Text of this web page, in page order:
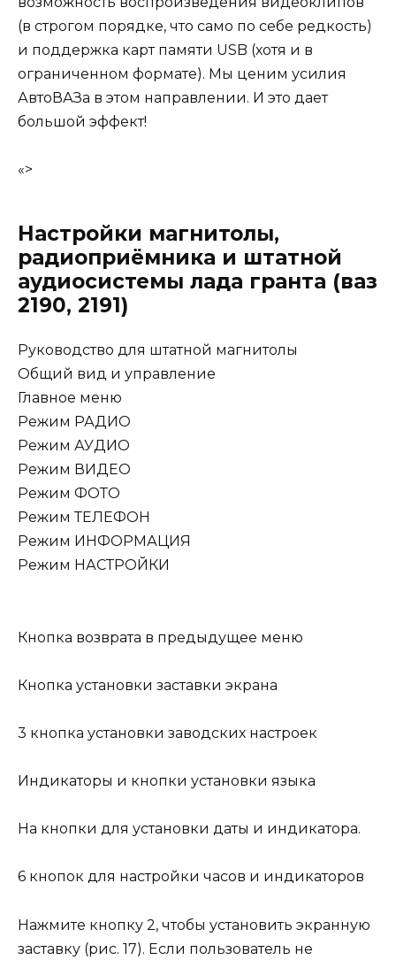
(в строгом порядке, что само по себе редкость)
и поддержка карт памяти USB (хотя и в
ограниченном формате). Мы ценим усилия
АвтоВАЗа в этом направлении. И это дает
большой эффект!
«>
Настройки магнитолы,
радиоприёмника и штатной
аудиосистемы лада гранта (ваз
2190, 2191)
Руководство для штатной магнитолы
Общий вид и управление
Главное меню
Режим РАДИО
Режим АУДИО
Режим ВИДЕО
Режим ФОТО
Режим ТЕЛЕФОН
Режим ИНФОРМАЦИЯ
Режим НАСТРОЙКИ
Кнопка возврата в предыдущее меню
Кнопка установки заставки экрана
3 кнопка установки заводских настроек
Индикаторы и кнопки установки языка
На кнопки для установки даты и индикатора.
6 кнопок для настройки часов и индикаторов
Нажмите кнопку 2, чтобы установить экранную
заставку (рис. 17). Если пользователь не